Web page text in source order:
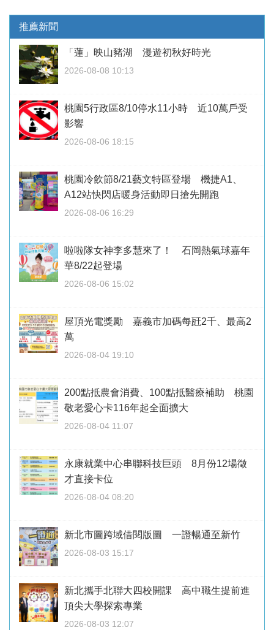
推薦新聞
「蓮」映山豬湖 漫遊初秋好時光
2026-08-08 10:13
桃園5行政區8/10停水11小時 近10萬戶受
影響
2026-08-06 18:15
桃園冷飲節8/21藝文特區登場 機捷A1、
A12站快閃店暖身活動即日搶先開跑
2026-08-06 16:29
啦啦隊女神李多慧來了！ 石岡熱氣球嘉年
華8/22起登場
2026-08-06 15:02
屋頂光電獎勵 嘉義市加碼每瓩2千、最高2
萬
2026-08-04 19:10
200點抵農會消費、100點抵醫療補助 桃園
敬老愛心卡116年起全面擴大
2026-08-04 11:07
永康就業中心串聯科技巨頭 8月份12場徵
才直接卡位
2026-08-04 08:20
新北市圖跨域借閱版圖 一證暢通至新竹
2026-08-03 15:17
新北攜手北聯大四校開課 高中職生提前進
頂尖大學探索專業
2026-08-03 12:07